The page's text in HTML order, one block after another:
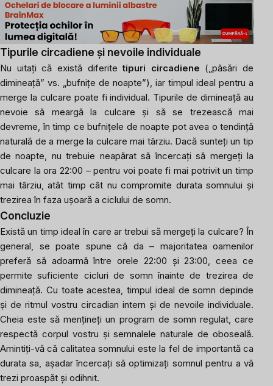
Tipurile circadiene și nevoile individuale
Nu uitați că există diferitetipuri circadiene („păsări de
dimineață” vs. „bufnițe de noapte”), iar timpul ideal pentru a
merge la culcare poate fi individual. Tipurile de dimineață au
nevoie să meargă la culcare și să se trezească mai
devreme, în timp ce bufnițele de noapte pot avea o tendință
naturală de a merge la culcare mai târziu. Dacă sunteți un tip
de noapte, nu trebuie neapărat să încercați să mergeți la
culcare la ora 22:00 – pentru voi poate fi mai potrivit un timp
mai târziu, atât timp cât nu compromite durata somnului și
trezirea în faza ușoară a ciclului de somn.
Concluzie
Există un timp ideal în care ar trebui să mergeți la culcare? În
general, se poate spune că da – majoritatea oamenilor
preferă să adoarmă între orele 22:00 și 23:00, ceea ce
permite suficiente cicluri de somn înainte de trezirea de
dimineață. Cu toate acestea, timpul ideal de somn depinde
și de ritmul vostru circadian intern și de nevoile individuale.
Cheia este să mențineți un program de somn regulat, care
respectă corpul vostru și semnalele naturale de oboseală.
Amintiți-vă că calitatea somnului este la fel de importantă ca
durata sa, așadar încercați să optimizați somnul pentru a vă
trezi proaspăt și odihnit.